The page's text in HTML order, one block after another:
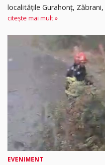
localitățile Gurahonț, Zăbrani,
citește mai mult »
EVENIMENT